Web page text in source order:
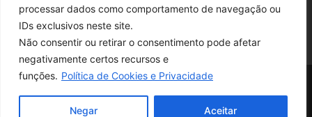
processar dados como comportamento de navegação ou
IDs exclusivos neste site.
Não consentir ou retirar o consentimento pode afetar
negativamente certos recursos e
funções. Política de Cookies e Privacidade
Negar Aceitar
© 1997-2022, GRUPO ROBERTO MONTORO É proibida a reprodução do
conteúdo em qualquer meio de comunicação, eletrônico ou impresso,